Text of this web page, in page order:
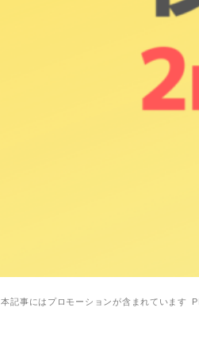
本記事にはプロモーションが含まれています